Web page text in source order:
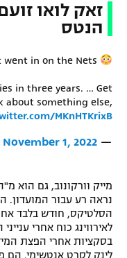
זאק לואו
הנטס
in on the Nets
in three years. … Get
something else,
MKnHTKrixB
— NBA on ESPN (@ESPNNBA)
November 1, 2022
מייק וורקונוב, גם הוא
נראה רע עבור
הסלטיקס, חודש בלבד
לאירווינג כוח אחרי
בסקציות אחרי הפצת
לינק לסרט אנטשימי. הם